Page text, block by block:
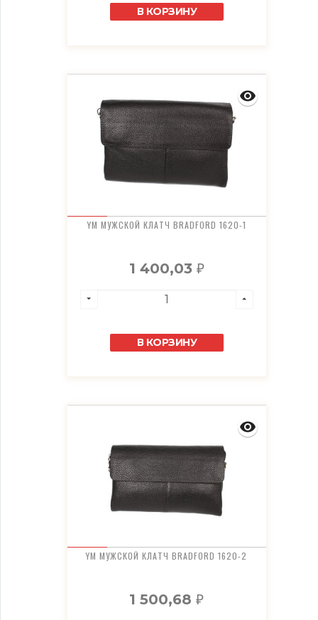
В КОРЗИНУ
YM МУЖСКОЙ КЛАТЧ BRADFORD 1620-1
1 400,03 ₽
В КОРЗИНУ
YM МУЖСКОЙ КЛАТЧ BRADFORD 1620-2
1 500,68₽